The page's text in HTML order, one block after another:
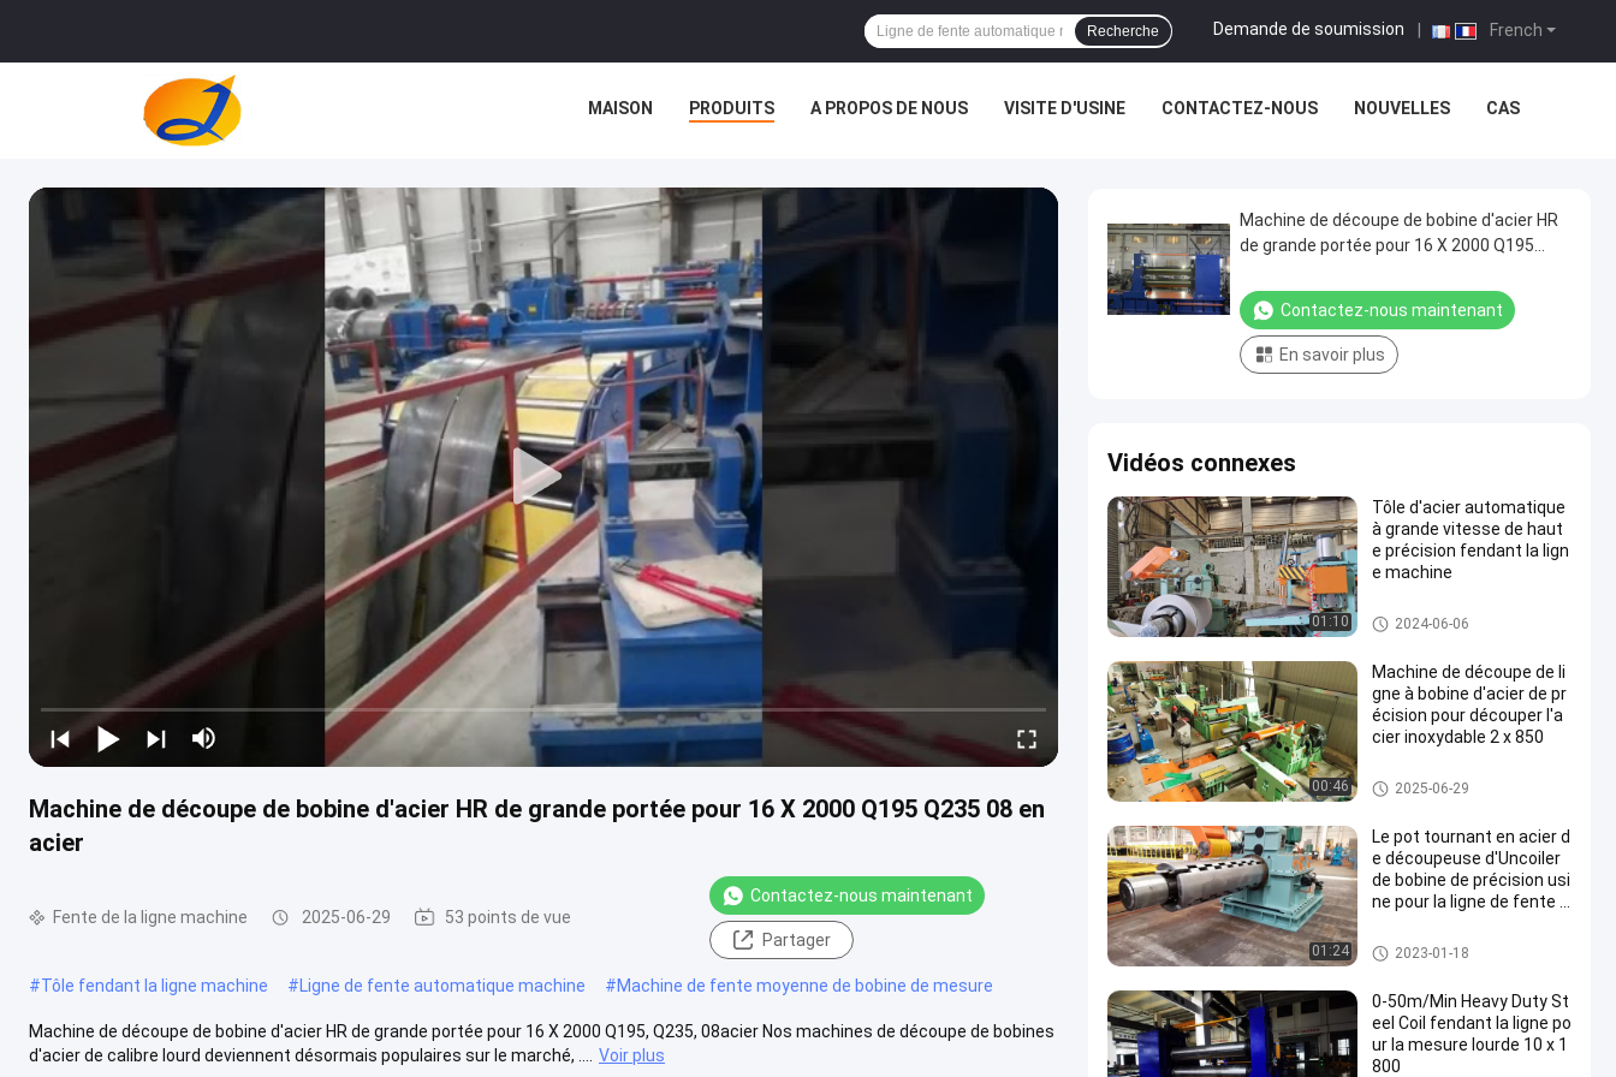
French
Demande de soumission
Recherche
MAISON PRODUITS A PROPOS DE NOUS VISITE D'USINE CONTACTEZ-NOUS NOUVELLES CAS
Machine de découpe de bobine d'acier HR de grande portée pour 16 X 2000 Q195 Q235 08 en
acier
Fente de la ligne machine 2025-06-29 53 points de vue
Contactez-nous maintenant
Partager
#Tôle fendant la ligne machine #Ligne de fente automatique machine #Machine de fente moyenne de bobine de mesure
Machine de découpe de bobine d'acier HR de grande portée pour 16 X 2000 Q195, Q235, 08acier Nos machines de découpe de bobines
d'acier de calibre lourd deviennent désormais populaires sur le marché, ....
Voir plus
Machine de découpe de bobine d'acier HR
de grande portée pour 16 X 2000 Q195
Contactez-nous maintenant
En savoir plus
Vidéos connexes
01:10
Tôle d'acier automatique
à grande vitesse de haut
e précision fendant la lign
e machine
Fente de la ligne machine
2024-06-06
00:46
Machine de découpe de li
gne à bobine d'acier de pr
écision pour découper l'a
cier inoxydable 2 x 850
Fente de la ligne machine
2025-06-29
01:24
Le pot tournant en acier d
e découpeuse d'Uncoiler
de bobine de précision usi
ne pour la ligne de fente e
Fente de la ligne machine
2023-01-18
0-50m/Min Heavy Duty St
eel Coil fendant la ligne po
ur la mesure lourde 10 x 1
800